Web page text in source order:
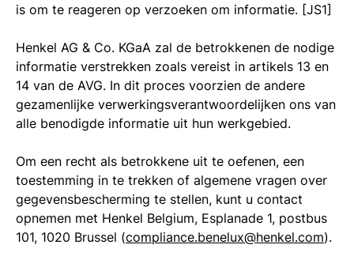
is om te reageren op verzoeken om informatie. [JS1]
Henkel AG & Co. KGaA zal de betrokkenen de nodige
informatie verstrekken zoals vereist in artikels 13 en
14 van de AVG. In dit proces voorzien de andere
gezamenlijke verwerkingsverantwoordelijken ons van
alle benodigde informatie uit hun werkgebied.
Om een recht als betrokkene uit te oefenen, een
toestemming in te trekken of algemene vragen over
gegevensbescherming te stellen, kunt u contact
opnemen met Henkel Belgium, Esplanade 1, postbus
101, 1020 Brussel (compliance.benelux@henkel.com).